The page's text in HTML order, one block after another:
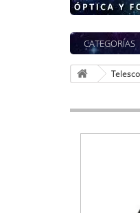
CATEGORÍAS